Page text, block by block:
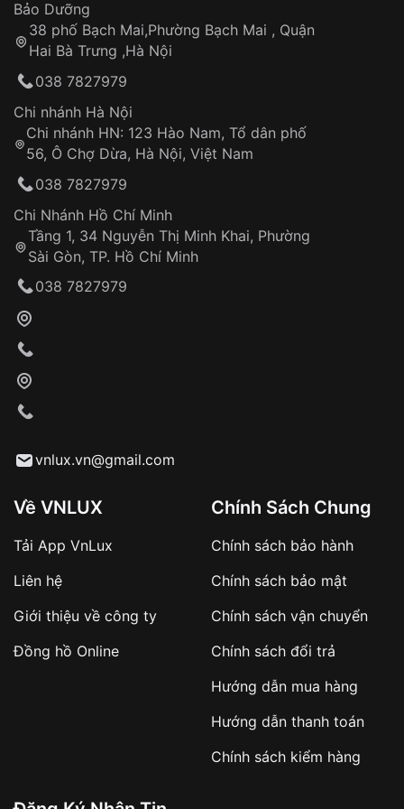
Thời gian tính từ khi xác nhận đơn hàng thành
công
Hotline: 0585 215 215
Từ khóa SEO:
Khách hàng kiểm tra và thanh toán trực tiếp
Từ khóa SEO:
sản phẩm đặc biệt
hàng
Số tiền còn lại thanh toán khi nhận hàng hoặc
✔️ Đảm bảo xử lý đơn hàng nhanh chóng
✔️ Hạn chế tình trạng hủy đơn không mong
Sản phẩm đã bị:
Tự ý sửa chữa
thống VNLUX
Đảm bảo quyền lợi khách hàng
Đồng hành cùng khách hàng trong suốt quá
trình sử dụng
Bảo Dưỡng
38 phố Bạch Mai,Phường Bạch Mai , Quận
Hai Bà Trưng ,Hà Nội
038 7827979
Chi nhánh Hà Nội
Chi nhánh HN: 123 Hào Nam, Tổ dân phố
56, Ô Chợ Dừa, Hà Nội, Việt Nam
038 7827979
Chi Nhánh Hồ Chí Minh
Tầng 1, 34 Nguyễn Thị Minh Khai, Phường
Sài Gòn, TP. Hồ Chí Minh
038 7827979
vnlux.vn@gmail.com
Về VNLUX
Tải App VnLux
Liên hệ
Giới thiệu về công ty
Đồng hồ Online
Chính Sách Chung
Chính sách bảo hành
Chính sách bảo mật
Chính sách vận chuyển
Chính sách đổi trả
Hướng dẫn mua hàng
Hướng dẫn thanh toán
Chính sách kiểm hàng